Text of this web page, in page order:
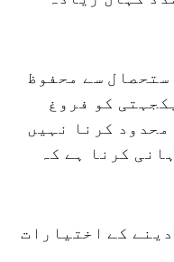
سے محفوظ
کو فروغ
کرنا نہیں
کرنا ہے کہ
دینے کے اختیارات